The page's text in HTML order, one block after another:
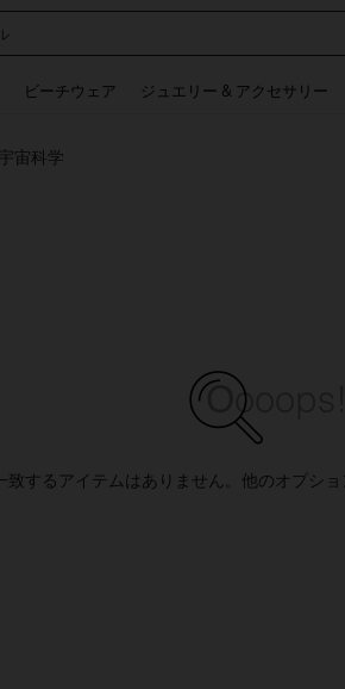
ビーチウェア ジュエリー & アクセサリー
宙科学
致するアイテムはありません。他のオプショ